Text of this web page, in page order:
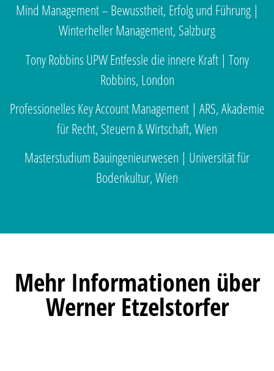
Mind Management – Bewusstheit, Erfolg und Führung |
Winterheller Management, Salzburg
Tony Robbins UPW Entfessle die innere Kraft | Tony
Robbins, London
Professionelles Key Account Management | ARS, Akademie
für Recht, Steuern & Wirtschaft, Wien
Masterstudium Bauingenieurwesen | Universität für
Bodenkultur, Wien
Mehr Informationen über
Werner Etzelstorfer